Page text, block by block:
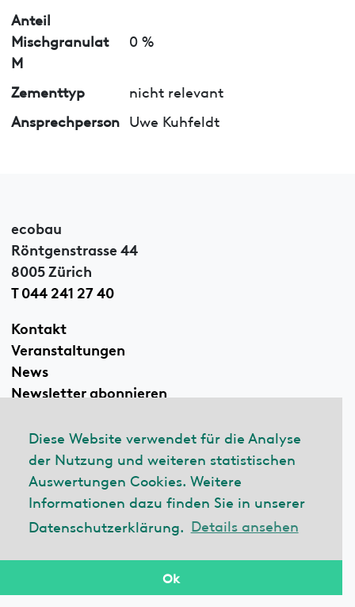
Diese Website verwendet für die Analyse
der Nutzung und weiteren statistischen
Auswertungen Cookies. Weitere
Informationen dazu finden Sie in unserer
Datenschutzerklärung. Details ansehen
Ok
Anteil
Mischgranulat
M
0 %
Zementtyp
nicht relevant
Ansprechperson Uwe Kuhfeldt
ecobau
Röntgenstrasse 44
8005 Zürich
T 044 241 27 40
Kontakt
Veranstaltungen
News
Newsletter abonnieren
Linkedin
© 2026 ecobau